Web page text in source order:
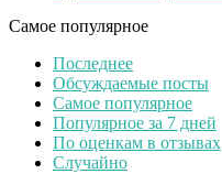
Самое популярное
Последнее
Обсуждаемые посты
Самое популярное
Популярное за 7 дней
По оценкам в отзывах
Случайно